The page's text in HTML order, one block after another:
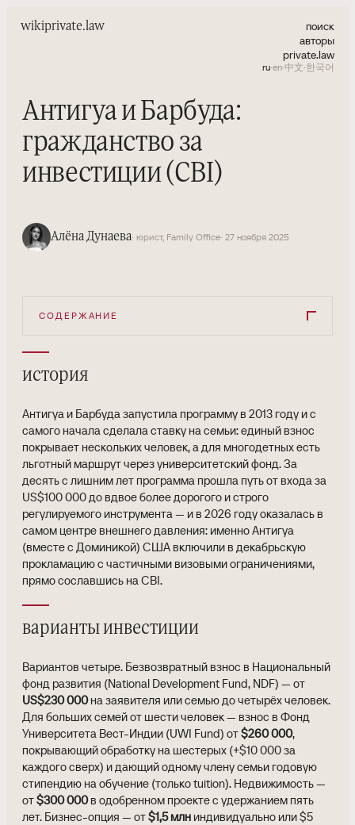
wikiprivate.law
поиск
авторы
private.law
ru·en·中文·한국어
Антигуа и Барбуда:
гражданство за
инвестиции (CBI)
Алёна Дунаева· юрист, Family Office· 27 ноября 2025
СОДЕРЖАНИЕ
история
Антигуа и Барбуда запустила программу в 2013 году и с
самого начала сделала ставку на семьи: единый взнос
покрывает нескольких человек, а для многодетных есть
льготный маршрут через университетский фонд. За
десять с лишним лет программа прошла путь от входа за
US$100 000 до вдвое более дорогого и строго
регулируемого инструмента — и в 2026 году оказалась в
самом центре внешнего давления: именно Антигуа
(вместе с Доминикой) США включили в декабрьскую
прокламацию с частичными визовыми ограничениями,
прямо сославшись на CBI.
варианты инвестиции
Вариантов четыре. Безвозвратный взнос в Национальный
фонд развития (National Development Fund, NDF) — от
US$230 000на заявителя или семью до четырёх человек.
Для больших семей от шести человек — взнос в Фонд
Университета Вест-Индии (UWI Fund) от$260 000,
покрывающий обработку на шестерых (+$10 000 за
каждого сверх) и дающий одному члену семьи годовую
стипендию на обучение (только tuition). Недвижимость —
от$300 000в одобренном проекте с удержанием пять
лет. Бизнес-опция — от$1,5 млн индивидуально или $5